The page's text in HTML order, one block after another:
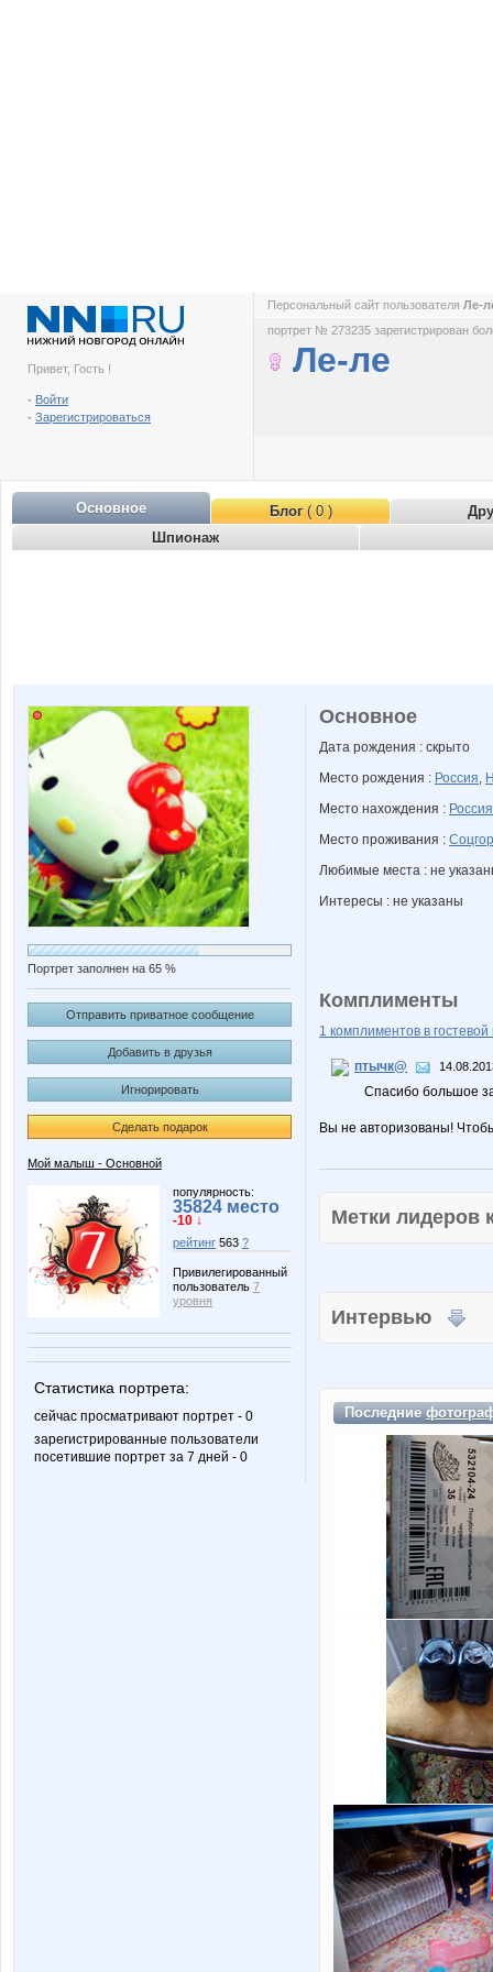
Привет, Гость !
- Войти
- Зарегистрироваться
Персональный сайт пользователя Ле-
портрет № 273235 зарегистрирован
Ле-ле
Основное Блог( 0 )
Шпионаж
Портрет заполнен на 65 %
Отправить приватное сообщение
Добавить в друзья
Игнорировать
Сделать подарок
Мой малыш - Основной
популярность:
35824 место
-10 ↓
рейтинг 563 ?
Привилегированный
пользователь 7
уровня
Статистика портрета:
сейчас просматривают портрет - 0
зарегистрированные пользователи
посетившие портрет за 7 дней - 0
Основное
Дата рождения : скрыто
Место рождения : Россия,
Место нахождения : Россия
Место проживания :
Любимые места : не
Интересы : не указаны
Комплименты
1 комплиментов в гостевой
птычк@
Спасибо большое
Вы не авторизованы!
Метки
Интервью
Последние